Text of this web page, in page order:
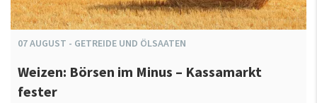
07AUGUST - GETREIDE UND ÖLSAATEN
Weizen: Börsen im Minus – Kassamarkt
fester